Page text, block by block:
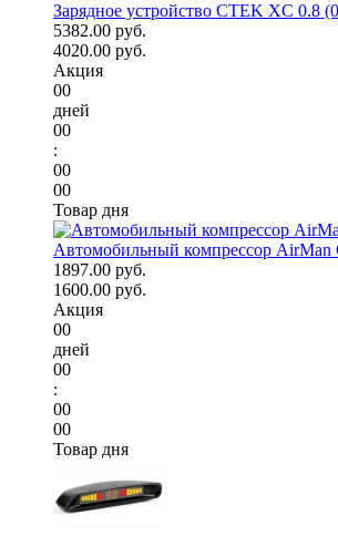
Зарядное устройство CTEK XC 0.8
5382.00 руб.
4020.00 руб.
Акция
00
дней
00
:
00
00
Товар дня
Автомобильный компрессор AirMan
1897.00 руб.
1600.00 руб.
Акция
00
дней
00
:
00
00
Товар дня